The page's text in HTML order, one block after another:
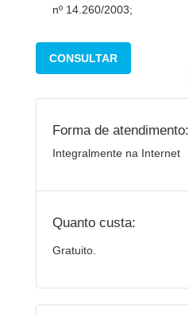
nº 14.260/2003;
CONSULTAR
Forma de atendimento:
Integralmente na Internet
Quanto custa:
Gratuito.